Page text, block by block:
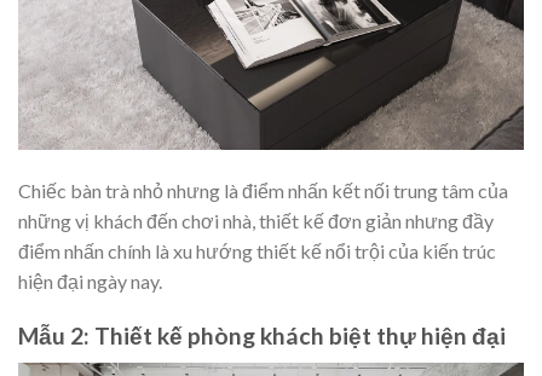
Chiếc bàn trà nhỏ nhưng là điểm nhấn kết nối trung tâm của
những vị khách đến chơi nhà, thiết kế đơn giản nhưng đầy
điểm nhấn chính là xu hướng thiết kế nổi trội của kiến trúc
hiện đại ngày nay.
Mẫu 2: Thiết kế phòng khách biệt thự hiện đại